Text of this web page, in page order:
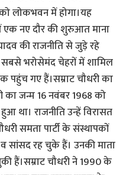
लोकभवन में होगा।यह
एक नए दौर की शुरुआत माना
की राजनीति से जुड़े रहे
भरोसेमंद चेहरों में शामिल
पहुंच गए हैं।सम्राट चौधरी का
का जन्म 16 नवंबर 1968 को
था। राजनीति उन्हें विरासत
समता पार्टी के संस्थापकों
सांसद रह चुके हैं। उनकी माता
हैं।सम्राट चौधरी ने 1990 के